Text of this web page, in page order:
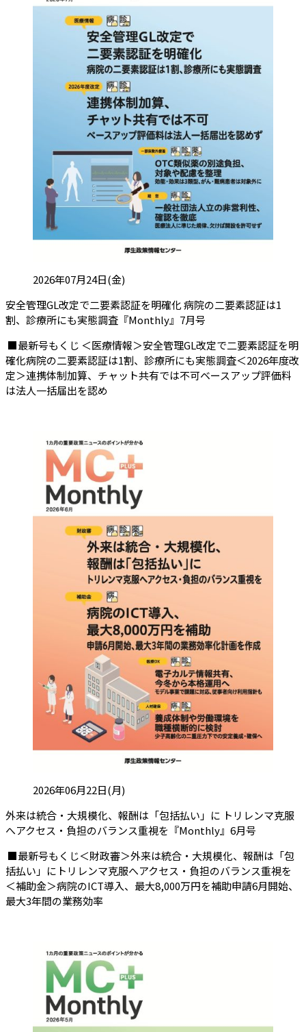
投稿日:2026年07月24日(金)
安全管理GL改定で二要素認証を明確化 病院の二要素認証は1
割、診療所にも実態調査『Monthly』7月号
■最新号もくじ ＜医療情報＞安全管理GL改定で二要素認証を明
確化病院の二要素認証は1割、診療所にも実態調査＜2026年度改
定＞連携体制加算、チャット共有では不可ベースアップ評価料
は法人一括届出を認め
投稿日:2026年06月22日(月)
外来は統合・大規模化、報酬は「包括払い」に トリレンマ克服
へアクセス・負担のバランス重視を『Monthly』6月号
■最新号もくじ＜財政審＞外来は統合・大規模化、報酬は「包
括払い」にトリレンマ克服へアクセス・負担のバランス重視を
＜補助金＞病院のICT導入、最大8,000万円を補助申請6月開始、
最大3年間の業務効率